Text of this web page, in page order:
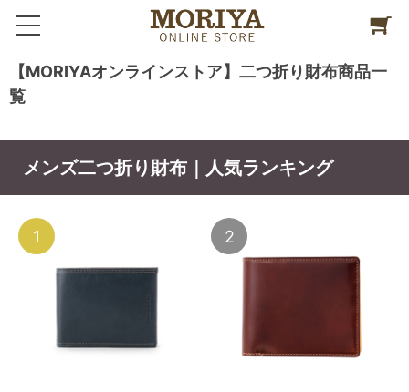
【MORIYAオンラインストア】二つ折り財布商品一
覧
メンズ二つ折り財布｜人気ランキング
1 2